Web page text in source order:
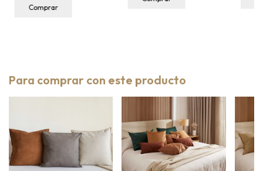
Comprar
Para comprar con este producto